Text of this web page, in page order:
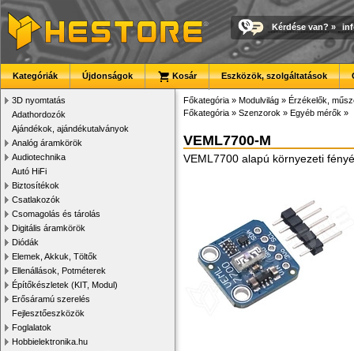
Kérdése van? »
Kategóriák Újdonságok Kosár Eszközök, szolgáltatások
3D nyomtatás
Adathordozók
Ajándékok, ajándékutalványok
Analóg áramkörök
Audiotechnika
Autó HiFi
Biztosítékok
Csatlakozók
Csomagolás és tárolás
Digitális áramkörök
Diódák
Elemek, Akkuk, Töltők
Ellenállások, Potméterek
Építőkészletek (KIT, Modul)
Erősáramú szerelés
Fejlesztőeszközök
Foglalatok
Hobbielektronika.hu
Főkategória » Modulvilág » Érzékelők,
Főkategória » Szenzorok » Egyéb mérők »
VEML7700-M
VEML7700 alapú környezeti